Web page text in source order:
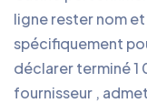
ligne rester nom
spécifiquement
déclarer terminé
fournisseur ,